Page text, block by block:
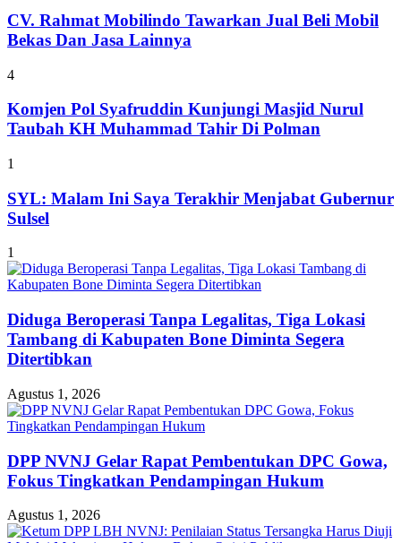
CV. Rahmat Mobilindo Tawarkan Jual Beli Mobil
Bekas Dan Jasa Lainnya
4
Komjen Pol Syafruddin Kunjungi Masjid Nurul
Taubah KH Muhammad Tahir Di Polman
1
SYL: Malam Ini Saya Terakhir Menjabat Gubernur
Sulsel
1
Diduga Beroperasi Tanpa Legalitas, Tiga Lokasi
Tambang di Kabupaten Bone Diminta Segera
Ditertibkan
Agustus 1, 2026
DPP NVNJ Gelar Rapat Pembentukan DPC Gowa,
Fokus Tingkatkan Pendampingan Hukum
Agustus 1, 2026